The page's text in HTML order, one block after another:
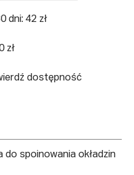
dni: 42 zł
zł
dostępność
spoinowania okładzin